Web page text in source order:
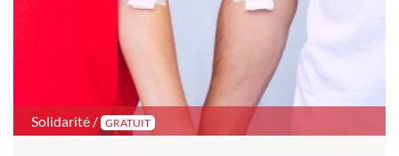
Solidarité / GRATUIT